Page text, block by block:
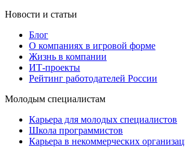
Новости и статьи
Блог
О компаниях в игровой форме
Жизнь в компании
ИТ-проекты
Рейтинг работодателей России
Молодым специалистам
Карьера для молодых специалистов
Школа программистов
Карьера в некоммерческих